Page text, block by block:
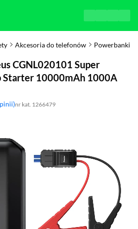
Akcesoria do telefonów Powerbanki
CGNL020101 Super
Starter 10000mAh 1000A
nr kat. 1266479